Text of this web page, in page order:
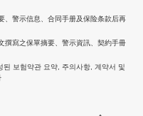
、警示信息、合同手册及保险条款后再
撰寫之保單摘要、警示資訊、契約手冊
보험약관 요약, 주의사항, 계약서 및